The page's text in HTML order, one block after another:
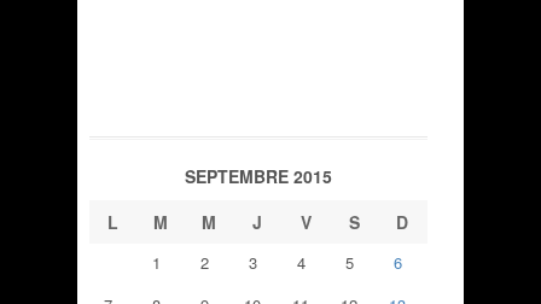
SEPTEMBRE 2015
L
M M J V S D
1 2 3 4 5
6